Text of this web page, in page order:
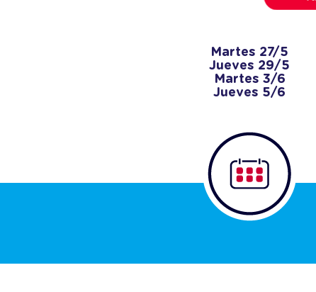
Martes 27/5
Jueves 29/5
Martes 3/6
Jueves 5/6